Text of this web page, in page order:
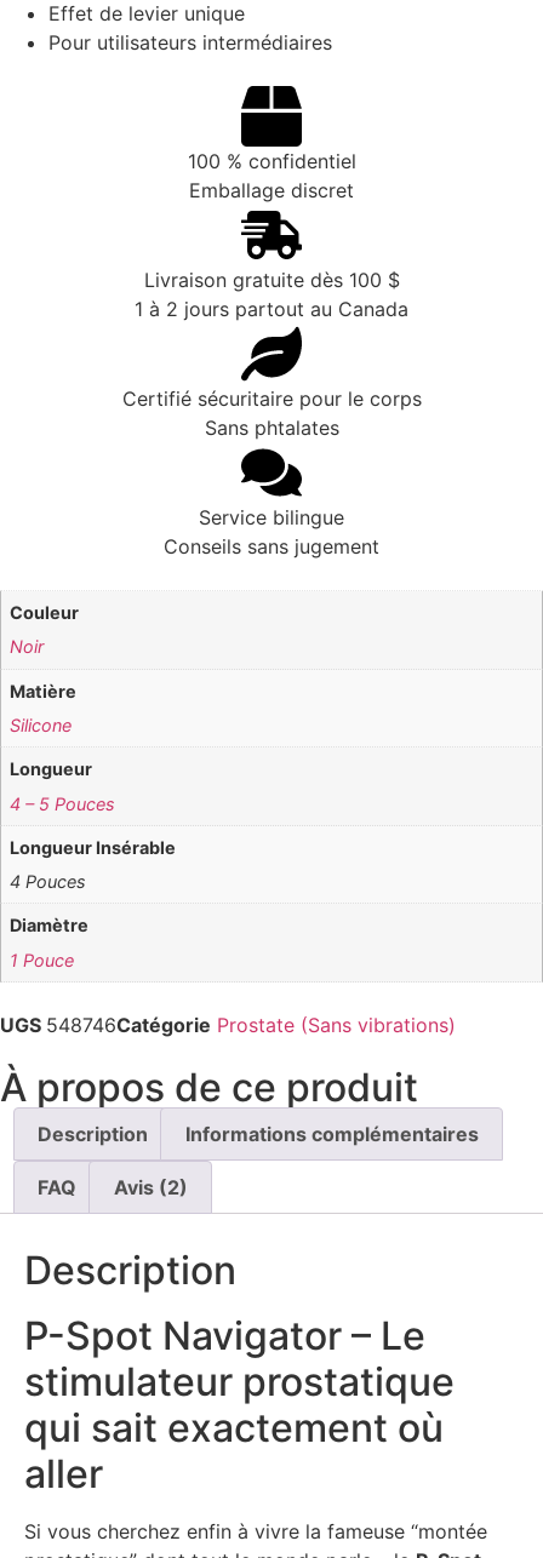
Effet de levier unique
Pour utilisateurs intermédiaires
100 % confidentiel
Emballage discret
Livraison gratuite dès 100 $
1 à 2 jours partout au Canada
Certifié sécuritaire pour le corps
Sans phtalates
Service bilingue
Conseils sans jugement
Couleur
Noir
Matière
Silicone
Longueur
4 – 5 Pouces
Longueur Insérable
4 Pouces
Diamètre
1 Pouce
UGS 548746Catégorie Prostate (Sans vibrations)
À propos de ce produit
Description Informations complémentaires
FAQ Avis (2)
Description
P-Spot Navigator – Le
stimulateur prostatique
qui sait exactement où
aller
Si vous cherchez enfin à vivre la fameuse “montée